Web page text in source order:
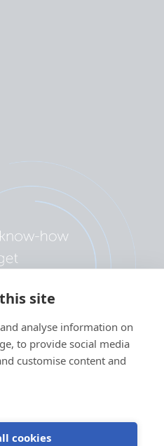
site
analyse information on
to provide social media
customise content and
cookies